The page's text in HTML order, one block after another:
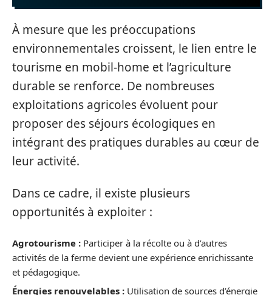
À mesure que les préoccupations
environnementales croissent, le lien entre le
tourisme en mobil-home et l’agriculture
durable se renforce. De nombreuses
exploitations agricoles évoluent pour
proposer des séjours écologiques en
intégrant des pratiques durables au cœur de
leur activité.
Dans ce cadre, il existe plusieurs
opportunités à exploiter :
Agrotourisme : Participer à la récolte ou à d’autres
activités de la ferme devient une expérience enrichissante
et pédagogique.
Énergies renouvelables : Utilisation de sources d’énergie